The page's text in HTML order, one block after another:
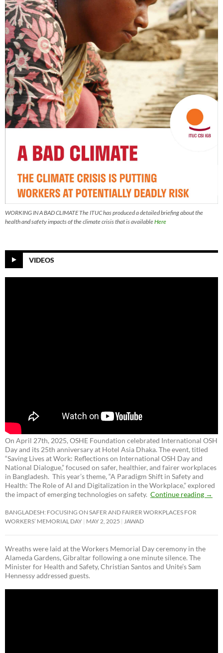
WORKING IN A BAD CLIMATE The ITUC has produced a detailed briefing about the
health and safety impacts of the climate crisis that is availableHere
VIDEOS
On April 27th, 2025, OSHE Foundation celebrated International OSH
Day and its 25th anniversary at Hotel Asia Dhaka. The event, titled
“Saving Lives at Work: Reflections on International OSH Day and
National Dialogue,”focused on safer, healthier, and fairer workplaces
in Bangladesh. This year’s theme, “A Paradigm Shift in Safety and
Health: The Role of AI and Digitalization in the Workplace,” explored
the impact of emerging technologies on safety. Continue reading →
BANGLADESH: FOCUSING ON SAFER AND FAIRER WORKPLACES FOR
WORKERS’ MEMORIAL DAY MAY 2, 2025 JAWAD
Wreaths were laid at the Workers Memorial Day ceremony in the
Alameda Gardens, Gibraltar following a one minute silence. The
Minister for Health and Safety, Christian Santos and Unite’s Sam
Hennessy addressed guests.